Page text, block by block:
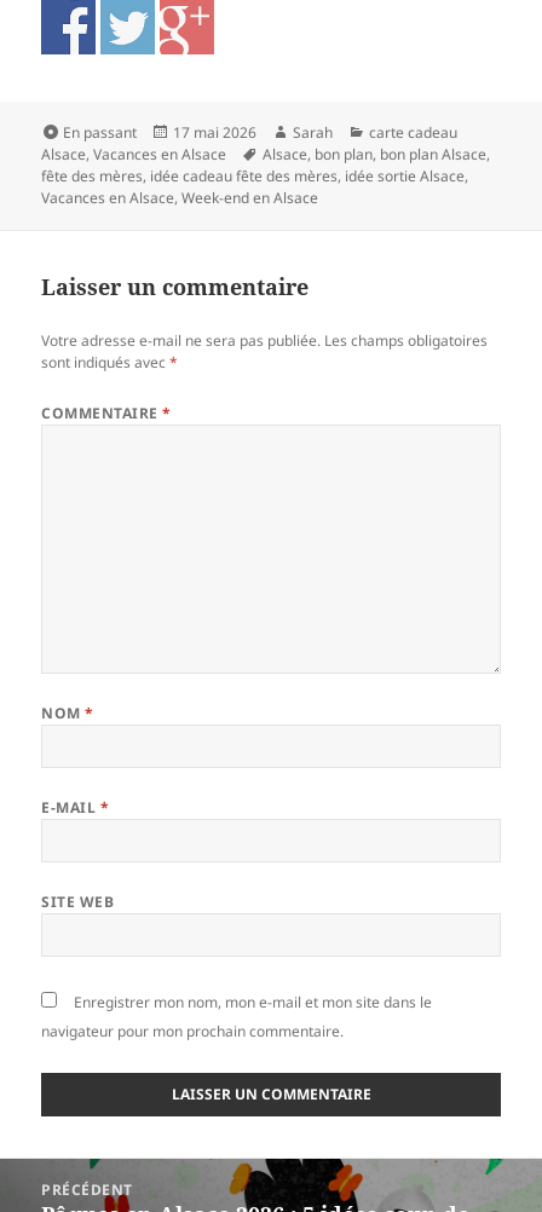
Format
En passant
Publié
le
17 mai 2026 Auteur
Sarah Catégories
carte cadeau
Alsace,Vacances en Alsace
Mots-
clés
Alsace, bon plan, bon plan Alsace,
fête des mères, idée cadeau fête des mères, idée sortie Alsace,
Vacances en Alsace,Week-end en Alsace
Laisser un commentaire
Votre adresse e-mail ne sera pas publiée. Les champs obligatoires
sont indiqués avec*
COMMENTAIRE*
NOM*
E-MAIL *
SITE WEB
Enregistrer mon nom, mon e-mail et mon site dans le
navigateur pour mon prochain commentaire.
Navigation
PRÉCÉDENT